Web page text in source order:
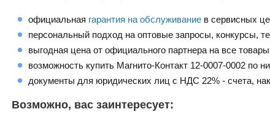
официальная гарантия на обслуживание в сервисных
персональный подход на оптовые запросы, конкурсы,
выгодная цена от официального партнера на все товары
возможность купить Магнито-Контакт 12-0007-0002 по
документы для юридических лиц с НДС 22% - счета,
Возможно, вас заинтересует: